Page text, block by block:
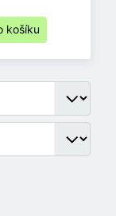
košíku